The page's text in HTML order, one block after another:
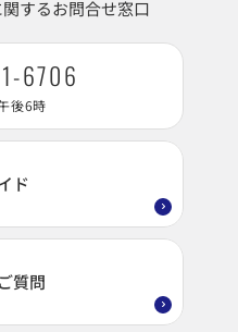
するお問合せ窓口
6706
後6時
ド
質問